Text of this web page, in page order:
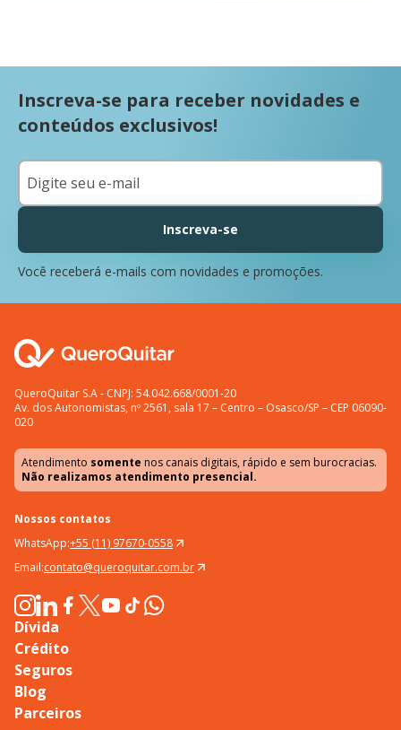
Inscreva-se para receber novidades e
conteúdos exclusivos!
Inscreva-se
Você receberá e-mails com novidades e promoções.
QueroQuitar S.A - CNPJ: 54.042.668/0001-20
Av. dos Autonomistas, nº 2561, sala 17 – Centro – Osasco/SP – CEP 06090-
020
Atendimento somente nos canais digitais, rápido e sem burocracias.
Não realizamos atendimento presencial.
Nossos contatos
WhatsApp:+55 (11) 97670-0558
Email:contato@queroquitar.com.br
Dívida
Crédito
Seguros
Blog
Parceiros